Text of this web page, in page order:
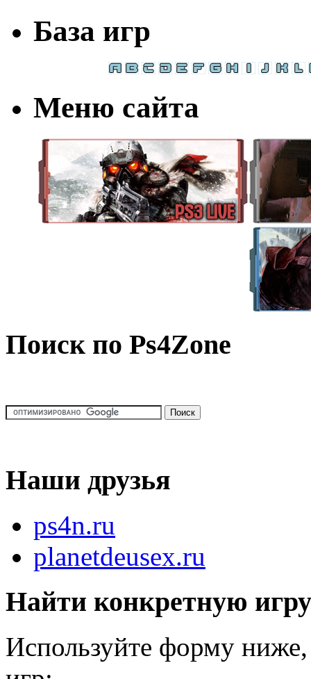
База игр
Меню сайта
Поиск по Ps4Zone
Наши друзья
ps4n.ru
planetdeusex.ru
Найти конкретную
Используйте форму